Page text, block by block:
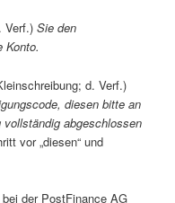
Verf.) Sie den
Konto.
d. Verf.)
diesen bitte an
abgeschlossen
vor „diesen“ und
der PostFinance AG